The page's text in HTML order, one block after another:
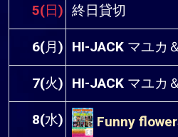
5(日) 終日貸切
6(月) HI-JACK マユカ
7(火) HI-JACK マユカ
8(水)
Funny